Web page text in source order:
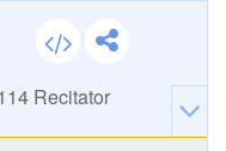
Recitator